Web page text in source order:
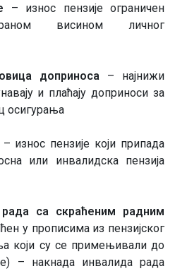
– износ пензије ограничен
висином личног
доприноса – најнижи
и плаћају доприноси за
осигурања
– износ пензије који припада
или инвалидска пензија
са скраћеним радним
у прописима из пензијског
који су се примењивали до
– накнада инвалида рада